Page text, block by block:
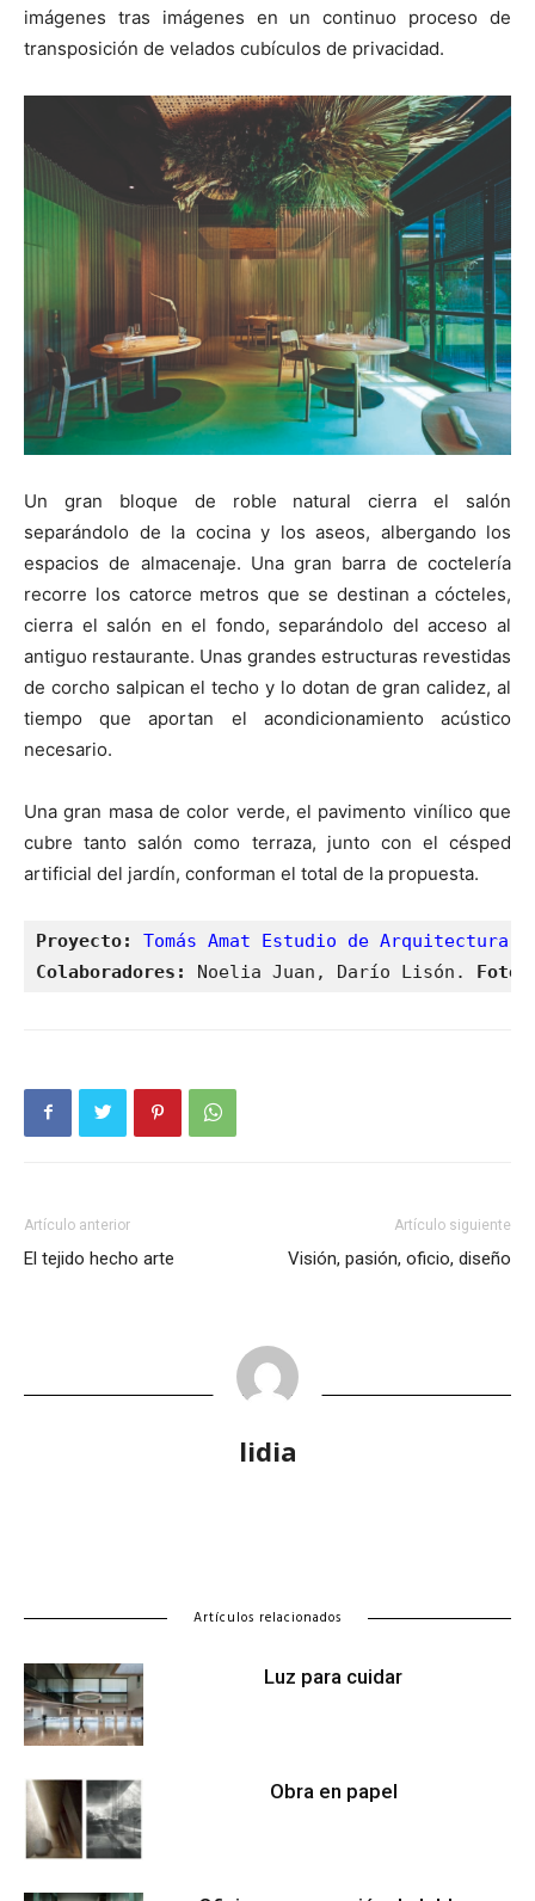
imágenes tras imágenes en un continuo proceso de
transposición de velados cubículos de privacidad.
Un gran bloque de roble natural cierra el salón
separándolo de la cocina y los aseos, albergando los
espacios de almacenaje. Una gran barra de coctelería
recorre los catorce metros que se destinan a cócteles,
cierra el salón en el fondo, separándolo del acceso al
antiguo restaurante. Unas grandes estructuras revestidas
de corcho salpican el techo y lo dotan de gran calidez, al
tiempo que aportan el acondicionamiento acústico
necesario.
Una gran masa de color verde, el pavimento vinílico que
cubre tanto salón como terraza, junto con el césped
artificial del jardín, conforman el total de la propuesta.
Proyecto:
Tomás Amat Estudio de Arquitectura
Colaboradores:
Noelia Juan, Darío Lisón.
Artículo anterior
El tejido hecho arte
Artículo siguiente
Visión, pasión, oficio, diseño
lidia
Artículos relacionados
Luz para cuidar
Obra en papel